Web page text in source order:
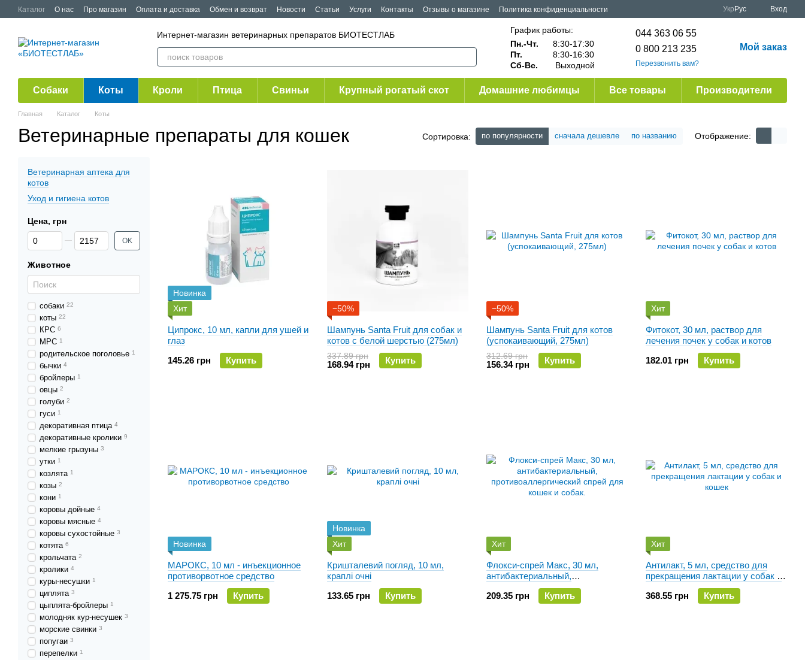
Перейти к основному контенту
Каталог О нас Про магазин Оплата и доставка Обмен и возврат Новости Статьи Услуги Контакты Отзывы о магазине
Политика конфиденциальности
Укр Рус Вход
Интернет-магазин ветеринарных препаратов БИОТЕСТЛАБ
График работы:
Пн.-Чт.
8:30-17:30
Пт.
8:30-16:30
Сб-Вс.
Выходной
044 363 06 55
0 800 213 235
Перезвонить вам?
Мой заказ
Собаки Коты Кроли Птица Свиньи Крупный рогатый скот Домашние любимцы Все товары Производители
Главная Каталог Коты
Ветеринарные препараты для кошек Сортировка: по популярности сначала дешевле по названию Отображение:
Новинка
Хит
Ципрокс, 10 мл, капли для ушей и
глаз
145.26 грн
Купить
−50%
Шампунь Santa Fruit для собак и
котов с белой шерстью (275мл)
337.89 грн
168.94 грн Купить
−50%
Шампунь Santa Fruit для котов
(успокаивающий, 275мл)
312.69 грн
156.34 грн Купить
Хит
Фитокот, 30 мл, раствор для
лечения почек у собак и котов
182.01 грн
Купить
Новинка
МАРОКС, 10 мл - инъекционное
противорвотное средство
1 275.75 грн
Купить
Новинка
Хит
Кришталевий погляд, 10 мл,
краплі очні
133.65 грн
Купить
Хит
Флокси-спрей Макс, 30 мл,
антибактериальный,
противоаллергический спрей для
кошек и собак.
209.35 грн Купить
Хит
Антилакт, 5 мл, средство для
прекращения лактации у собак и
368.55 грн
Купить
Ветеринарная аптека для
котов
Уход и гигиена котов
Цена, грн
От Цена, грн
До Цена, грн OK
Животное
cобаки 22
коты 22
КРС 6
МРС 1
родительское поголовье 1
бычки 4
бройлеры 1
овцы 2
голуби 2
гуси 1
декоративная птица 4
декоративные кролики 9
мелкие грызуны 3
утки 1
козлята 1
козы 2
кони 1
коровы дойные 4
коровы мясные 4
коровы сухостойные 3
котята 6
крольчата 2
кролики 4
куры-несушки 1
циплята 3
цыплята-бройлеры 1
молодняк кур-несушек 3
морские свинки 3
попугаи 3
перепелки 1